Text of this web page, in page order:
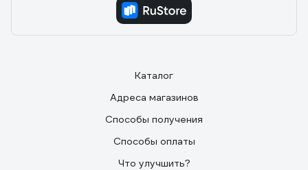
Каталог
Адреса магазинов
Способы получения
Способы оплаты
Что улучшить?